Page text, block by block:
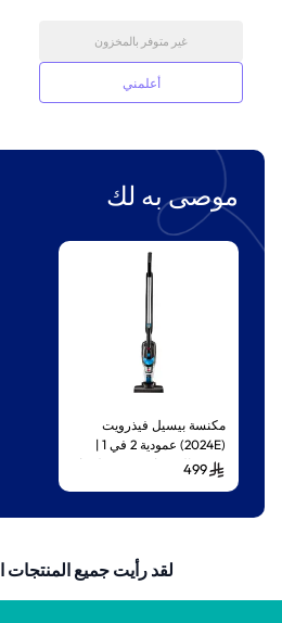
غير متوفر بالمخزون
أعلمني
موصى به لك
مكنسة بيسيل فيذرويت
(2024E) عمودية 2 في 1 |
خفيفة الوزن | سعة 0.5 لتر |
499
لقد رأيت جميع المنتجات